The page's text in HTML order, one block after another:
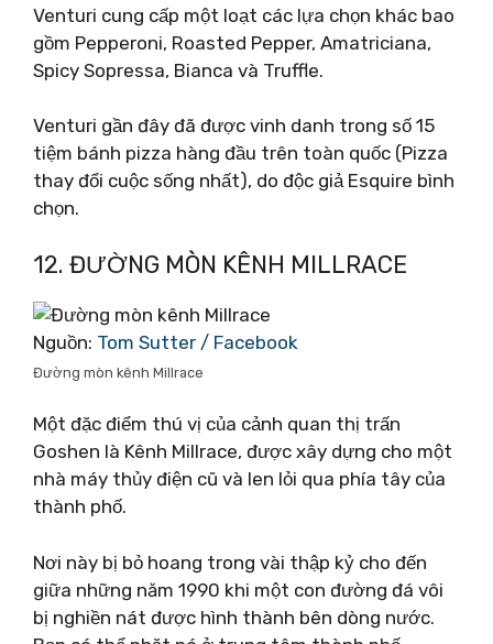
Venturi cung cấp một loạt các lựa chọn khác bao
gồm Pepperoni, Roasted Pepper, Amatriciana,
Spicy Sopressa, Bianca và Truffle.
Venturi gần đây đã được vinh danh trong số 15
tiệm bánh pizza hàng đầu trên toàn quốc (Pizza
thay đổi cuộc sống nhất), do độc giả Esquire bình
chọn.
12. ĐƯỜNG MÒN KÊNH MILLRACE
Nguồn: Tom Sutter / Facebook
Đường mòn kênh Millrace
Một đặc điểm thú vị của cảnh quan thị trấn
Goshen là Kênh Millrace, được xây dựng cho một
nhà máy thủy điện cũ và len lỏi qua phía tây của
thành phố.
Nơi này bị bỏ hoang trong vài thập kỷ cho đến
giữa những năm 1990 khi một con đường đá vôi
bị nghiền nát được hình thành bên dòng nước.